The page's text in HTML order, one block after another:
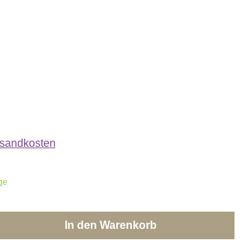
den gewünschten Wert ein
In den Warenkorb